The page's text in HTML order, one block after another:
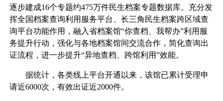
逐步建成16个专题约475万件民生档案专题数据库。充分发
挥全国档案查询利用服务平台、长三角民生档案跨区域查
询平台功能作用，融入省档案馆“你查档、我帮办”利用服
务提升行动，强化与各地档案馆间交流合作，简化查询出
证流程，进一步提升“异地查档、跨馆利用”效能。
据统计，各类线上平台开通以来，该馆已累计受理申
请近6000次，有效出证近2000件。